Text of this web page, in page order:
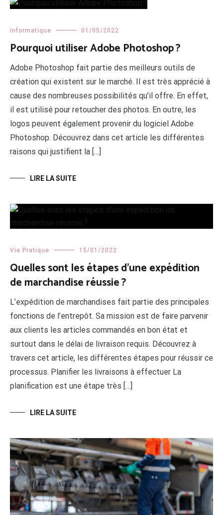
Informatique 01/05/2022
Pourquoi utiliser Adobe Photoshop ?
Adobe Photoshop fait partie des meilleurs outils de
création qui existent sur le marché. Il est très apprécié à
cause des nombreuses possibilités qu’il offre. En effet,
il est utilisé pour retoucher des photos. En outre, les
logos peuvent également provenir du logiciel Adobe
Photoshop. Découvrez dans cet article les différentes
raisons qui justifient la […]
LIRE LA SUITE
Vie Pratique 15/01/2022
Quelles sont les étapes d’une expédition
de marchandise réussie ?
L’expédition de marchandises fait partie des principales
fonctions de l’entrepôt. Sa mission est de faire parvenir
aux clients les articles commandés en bon état et
surtout dans le délai de livraison requis. Découvrez à
travers cet article, les différentes étapes pour réussir ce
processus. Planifier les livraisons à effectuer La
planification est une étape très […]
LIRE LA SUITE